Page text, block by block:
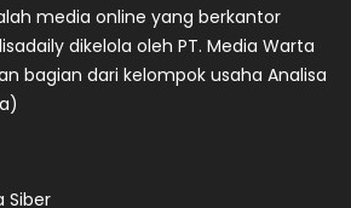
media online yang berkantor
dikelola oleh PT. Media Warta
bagian dari kelompok usaha Analisa
Siber